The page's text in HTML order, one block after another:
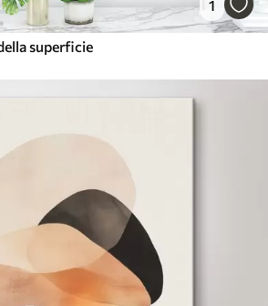
1
superficie